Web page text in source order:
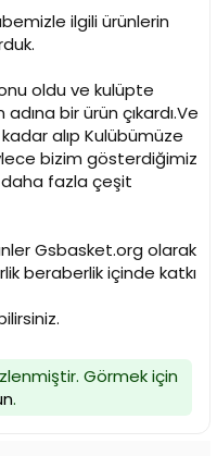
ilgili ürünlerin
oldu ve kulüpte
bir ürün çıkardı.Ve
alıp Kulübümüze
bizim gösterdiğimiz
daha fazla çeşit
Gsbasket.org olarak
beraberlik içinde katkı
Görmek için
.